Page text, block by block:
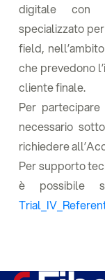
digitale con
specializzato
field,
che prevedono
cliente finale.
Per partecipare
necessario
richiedere
Per supporto
è possibile